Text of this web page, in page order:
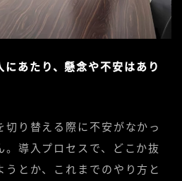
あたり、懸念や不安はあり
切り替える際に不安がなかっ
。導入プロセスで、どこか抜
とか、これまでのやり方と